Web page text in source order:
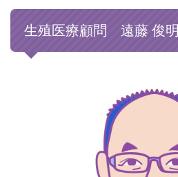
生殖医療顧問 遠藤 俊明